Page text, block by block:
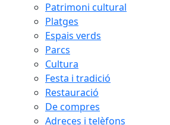
Patrimoni cultural
Platges
Espais verds
Parcs
Cultura
Festa i tradició
Restauració
De compres
Adreces i telèfons